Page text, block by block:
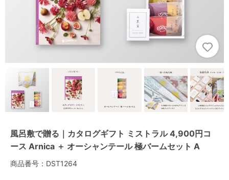
風呂敷で贈る｜カタログギフト ミストラル 4,900円コ
ース Arnica ＋ オーシャンテール 極バームセット A
商品番号：DST1264